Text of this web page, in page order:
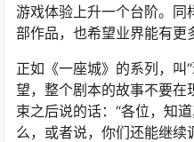
游戏体验上升一个台阶。同
部作品，也希望业界能有更
正如《一座城》的系列，叫
望，整个剧本的故事不要在
束之后说的话：“各位，知
么，或者说，你们还能继续